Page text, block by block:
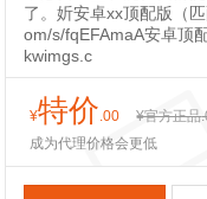
了。妡安卓xx顶配版（
om/s/fqEFAmaA安卓顶
kwimgs.c
¥特价.00 ¥官方正品
成为代理价格会更低